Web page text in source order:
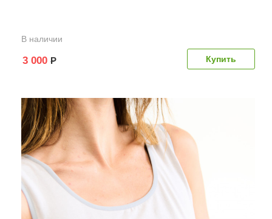
В наличии
3 000 Р